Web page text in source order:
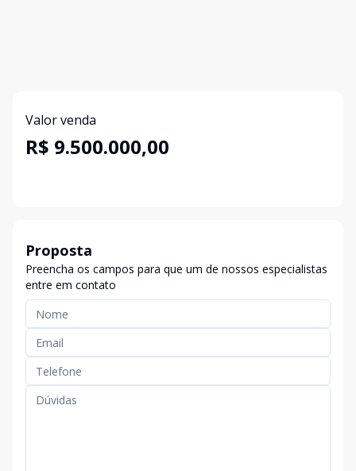
Valor venda
R$ 9.500.000,00
Proposta
Preencha os campos para que um de nossos especialistas
entre em contato